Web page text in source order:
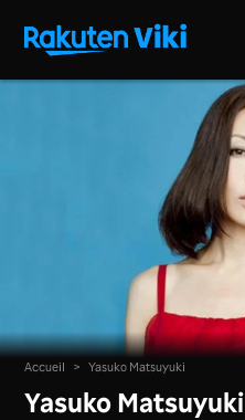
Accueil > Yasuko Matsuyuki
Yasuko Matsuyuki